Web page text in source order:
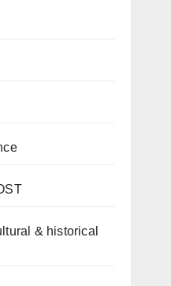
& historical